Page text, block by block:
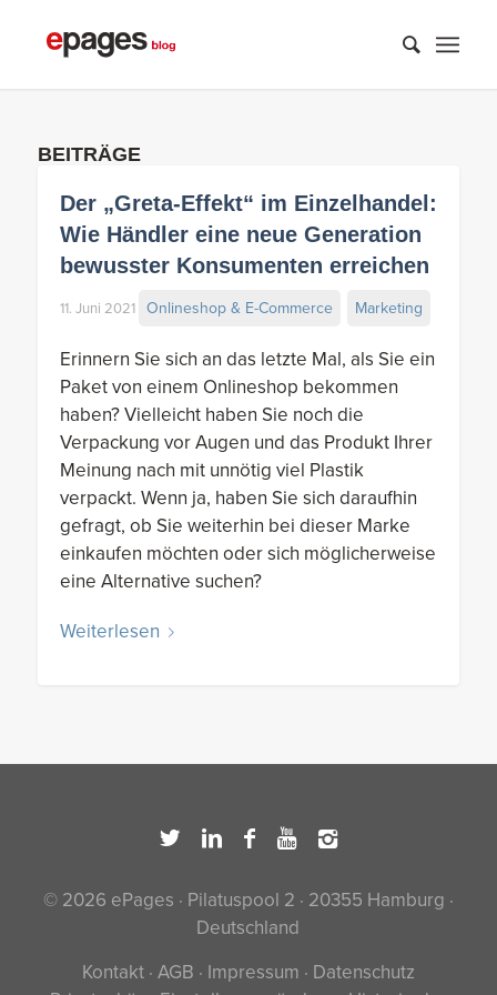
BEITRÄGE
Der „Greta-Effekt“ im Einzelhandel:
Wie Händler eine neue Generation
bewusster Konsumenten erreichen
11. Juni 2021 Onlineshop & E-Commerce Marketing
Erinnern Sie sich an das letzte Mal, als Sie ein
Paket von einem Onlineshop bekommen
haben? Vielleicht haben Sie noch die
Verpackung vor Augen und das Produkt Ihrer
Meinung nach mit unnötig viel Plastik
verpackt. Wenn ja, haben Sie sich daraufhin
gefragt, ob Sie weiterhin bei dieser Marke
einkaufen möchten oder sich möglicherweise
eine Alternative suchen?
Weiterlesen
© 2026 ePages · Pilatuspool 2 · 20355 Hamburg ·
Deutschland
Kontakt· AGB · Impressum · Datenschutz